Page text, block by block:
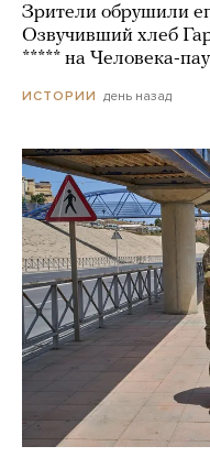
Зрители обрушили
Озвучивший хлеб
***** на Человека-
ИСТОРИИ день назад